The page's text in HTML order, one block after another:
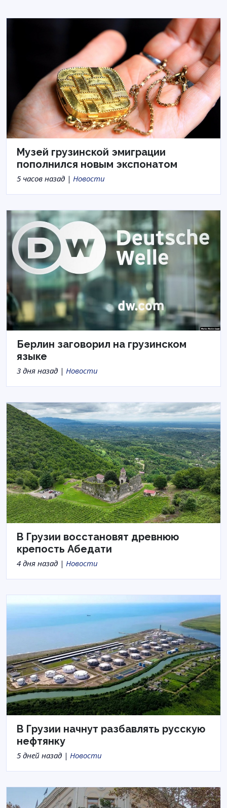
Музей грузинской эмиграции
пополнился новым экспонатом
5 часов назад | Новости
Берлин заговорил на грузинском
языке
3 дня назад | Новости
В Грузии восстановят древнюю
крепость Абедати
4 дня назад | Новости
В Грузии начнут разбавлять русскую
нефтянку
5 дней назад | Новости